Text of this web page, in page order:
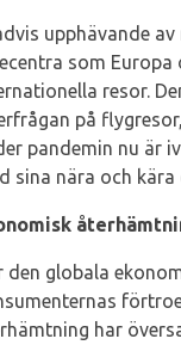
upphävande
som
resor.
på
pandemin nu är
sina nära och kära
den globala
har